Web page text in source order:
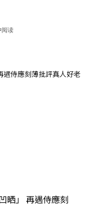
阅读
晒」 再遇侍應刻